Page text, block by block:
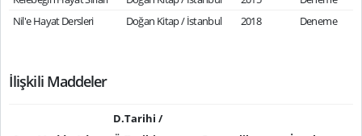
Nil'e Hayat Dersleri
Doğan Kitap / İstanbul 2018 Deneme
İlişkili Maddeler
D.Tarihi /